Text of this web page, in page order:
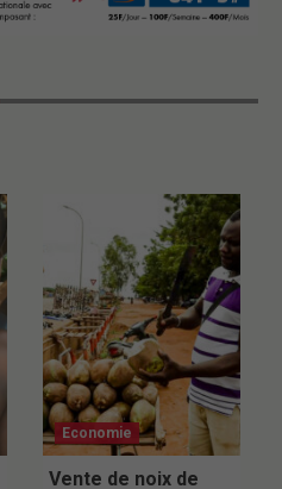
Economie
Vente de noix de